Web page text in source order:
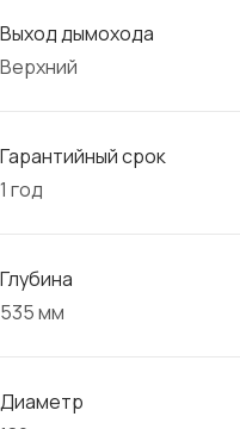
Выход дымохода
Верхний
Гарантийный срок
1 год
Глубина
535 мм
Диаметр